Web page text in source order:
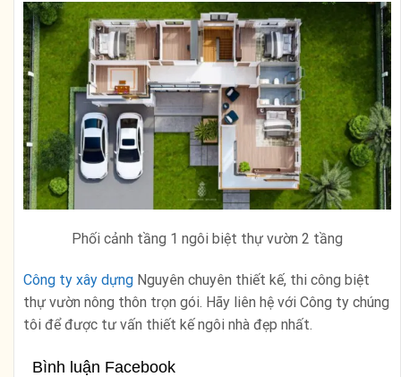
Phối cảnh tầng 1 ngôi biệt thự vườn 2 tầng
Công ty xây dựng Nguyên chuyên thiết kế, thi công biệt
thự vườn nông thôn trọn gói. Hãy liên hệ với Công ty chúng
tôi để được tư vấn thiết kế ngôi nhà đẹp nhất.
Bình luận Facebook